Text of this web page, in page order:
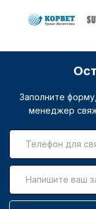
Заполните
менеджер